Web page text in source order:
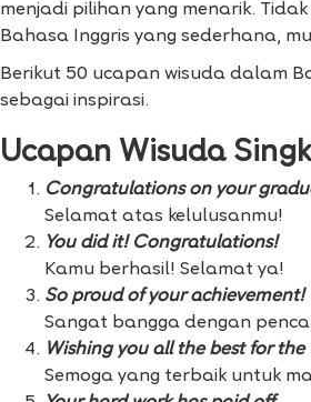
menjadi pilihan yang menarik.
Bahasa Inggris yang sederhana,
Berikut 50 ucapan wisuda dalam
sebagai inspirasi.
Ucapan Wisuda
Congratulations on your
Selamat atas kelulusanmu!
You did it! Congratulations!
Kamu berhasil! Selamat ya!
So proud of your achievement!
Sangat bangga dengan
Wishing you all the best for the
Semoga yang terbaik untuk